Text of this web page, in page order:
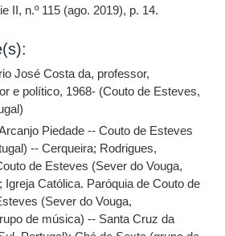
II, n.º 115 (ago. 2019), p. 14.
José Costa da, professor,
e político, 1968- (Couto de Esteves,
Piedade -- Couto de Esteves
-- Cerqueira; Rodrigues,
de Esteves (Sever do Vouga,
; Igreja Católica. Paróquia de Couto de
(Sever do Vouga,
de música) -- Santa Cruz da